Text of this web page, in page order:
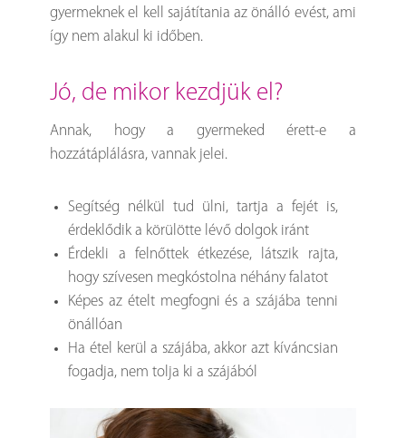
gyermeknek el kell sajátítania az önálló evést, ami
így nem alakul ki időben.
jó, de mikor kezdjük el?
Annak, hogy a gyermeked érett-e a
hozzátáplálásra, vannak jelei.
Segítség nélkül tud ülni, tartja a fejét is,
érdeklődik a körülötte lévő dolgok iránt
Érdekli a felnőttek étkezése, látszik rajta,
hogy szívesen megkóstolna néhány falatot
Képes az ételt megfogni és a szájába tenni
önállóan
Ha étel kerül a szájába, akkor azt kíváncsian
fogadja, nem tolja ki a szájából